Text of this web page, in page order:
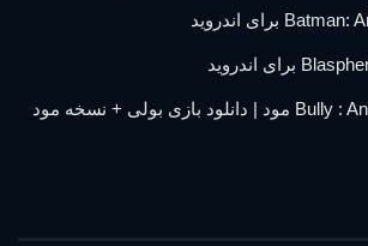
Bully : Anniversary Edition مود | دانلود بازی بولی + نسخه مود